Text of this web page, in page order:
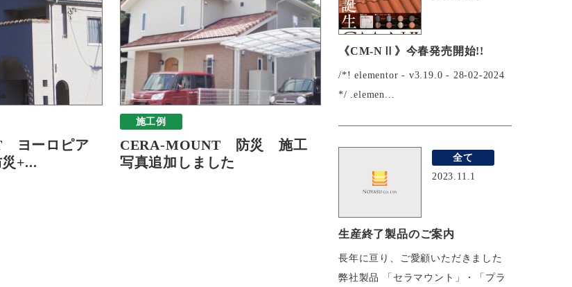
ヨーロピア
+...
施工例
CERA-MOUNT 防災 施工
写真追加しました
《CM-NⅡ》今春発売開始!!
/*! elementor - v3.19.0 - 28-02-2024
*/ .elemen...
全て
2023.11.1
生産終了製品のご案内
長年に亘り、ご愛顧いただきました
弊社製品 「セラマウント」・「プラ